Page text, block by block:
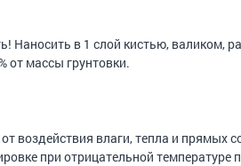
Наносить в 1 слой кистью, валиком,
от массы грунтовки.
воздействия влаги, тепла и прямых
при отрицательной температуре